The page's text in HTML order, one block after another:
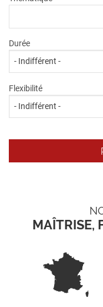
Durée
Flexibilité
MAÎTRISE,